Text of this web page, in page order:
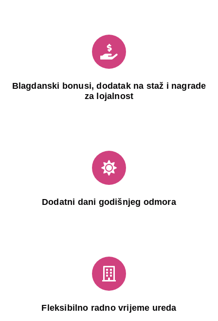
Blagdanski bonusi, dodatak na staž i nagrade
za lojalnost
Dodatni dani godišnjeg odmora
Fleksibilno radno vrijeme ureda